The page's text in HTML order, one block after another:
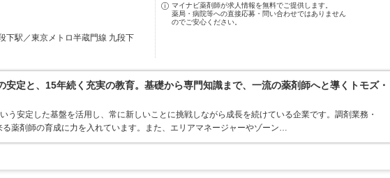
下駅／東京メトロ半蔵門線 九段下
マイナビ薬剤師が求人情報を無料でご提供します。
薬局・病院等への直接応募・問い合わせではありません
のでご安心ください。
安定と、15年続く充実の教育。基礎から専門知識まで、一流の薬剤師へと導くトモズ・
う安定した基盤を活用し、常に新しいことに挑戦しながら成長を続けている企業です。調剤業務・
る薬剤師の育成に力を入れています。また、エリアマネージャーやゾーン…